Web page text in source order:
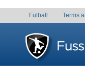
Futball Terms